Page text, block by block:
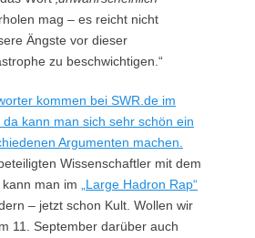
mag – es reicht nicht
Ängste vor dieser
zu beschwichtigen.“
kommen bei SWR.de im
kann man sich sehr schön ein
Argumenten machen.
Wissenschaftler mit dem
man im
„Large Hadron Rap“
– jetzt schon Kult. Wollen wir
11. September darüber auch